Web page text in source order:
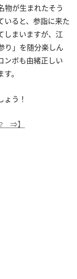
物が生まれたそう
いると、参詣に来た
しまいますが、江
り」を随分楽しん
ンボも由緒正しい
。
う！
⇒】